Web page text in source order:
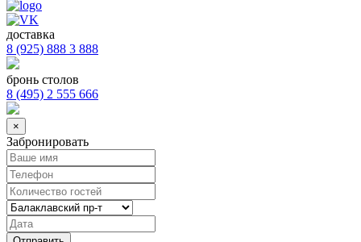
доставка
8 (925) 888 3 888
бронь столов
8 (495) 2 555 666
×
Забронировать